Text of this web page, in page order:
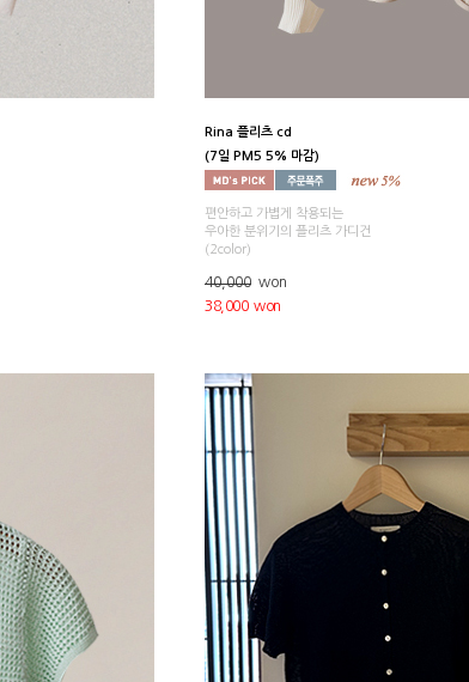
Rina 플리츠 cd
(7일 PM5 5% 마감)
편안하고 가볍게 착용되는
우아한 분위기의 플리츠 가디건
(2color)
40,000 won
38,000 won